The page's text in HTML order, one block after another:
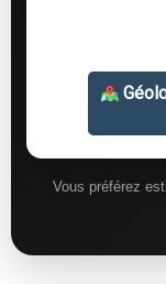
Vous préférez